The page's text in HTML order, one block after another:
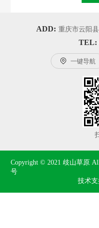
ADD: 重庆市云阳
TEL:
 一键导航
Copyright © 2021 歧山草原
号
技术